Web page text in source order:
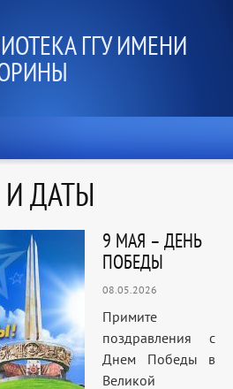
ГГУ ИМЕНИ
ДАТЫ
9 МАЯ – ДЕНЬ
ПОБЕДЫ
08.05.2026
Примите
поздравления с
Днем Победы в
Великой